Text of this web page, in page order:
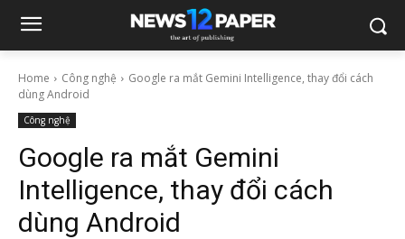
Home Công nghệ
Google ra mắt Gemini Intelligence, thay đổi cách
dùng Android
Công nghệ
Google ra mắt Gemini
Intelligence, thay đổi cách
dùng Android